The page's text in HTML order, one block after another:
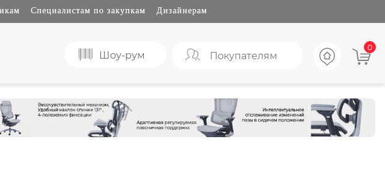
Специалистам по закупкам Дизайнерам
0
Покупателям
Шоу-рум